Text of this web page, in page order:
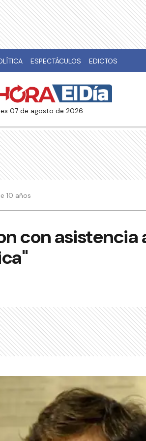
ESPECTÁCULOS EDICTOS
07 de agosto de 2026
10 años
con asistencia